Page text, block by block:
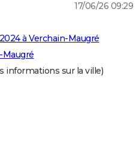
17/06/26 09:29
à Verchain-Maugré
Maugré
informations sur la ville)